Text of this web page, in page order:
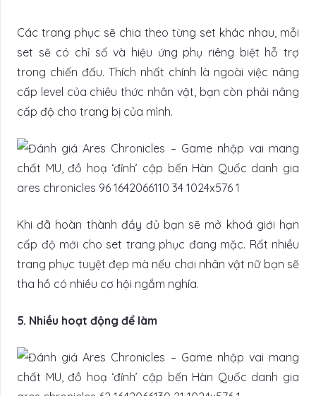
Các trang phục sẽ chia theo từng set khác nhau, mỗi
set sẽ có chỉ số và hiệu ứng phụ riêng biệt hỗ trợ
trong chiến đấu. Thích nhất chính là ngoài việc nâng
cấp level của chiêu thức nhân vật, bạn còn phải nâng
cấp độ cho trang bị của mình.
Khi đã hoàn thành đầy đủ bạn sẽ mở khoá giới hạn
cấp độ mới cho set trang phục đang mặc. Rất nhiều
trang phục tuyệt đẹp mà nếu chơi nhân vật nữ bạn sẽ
tha hồ có nhiều cơ hội ngắm nghía.
5. Nhiều hoạt động để làm